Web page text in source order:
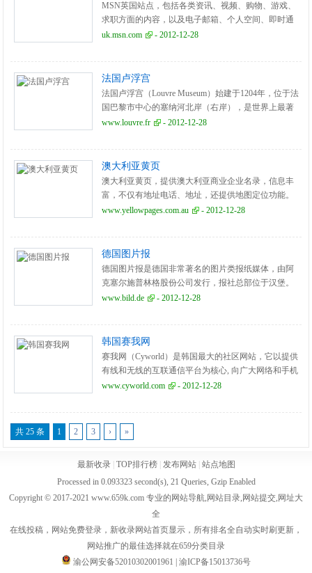
MSN英国站点，包括各类资讯、视频、购物、游戏、
求职方面的内容，以及电子邮箱、个人空间、即时通
讯等门户服务。
uk.msn.com - 2012-12-28
法国卢浮宫
法国卢浮宫（Louvre Museum）始建于1204年，位于法
国巴黎市中心的塞纳河北岸（右岸），是世界上最著
名、最大的艺术宝库之一，是举世瞩目，艺术殿堂和
著名艺术家在这里生活。 卢浮宫绘画馆所收藏的绘画
之全、之珍贵是世界上各艺术馆不能比拟的。藏品中
有被誉为世界三宝的《维纳斯》雕像、《蒙娜丽莎》
油画和《胜利女神》石雕像。更有大量希腊、罗马、
富、之珍贵，更在于博物馆本身便是一座杰出的艺术
建筑。
www.louvre.fr - 2012-12-28
澳大利亚黄页
澳大利亚黄页，提供澳大利亚商业企业名录，信息丰
富，不仅有地址电话、地址，还提供地图定位功能。
www.yellowpages.com.au
- 2012-12-28
德国图片报
德国图片报是德国非常著名的图片类报纸媒体，由阿
克塞尔施普林格股份公司发行，报社总部位于汉堡。
图片报拥有大批读者，对舆论的形成具有很大的影响
www.bild.de - 2012-12-28
韩国赛我网
赛我网（Cyworld）是韩国最大的社区网站，它以提供
有线和无线的互联通信平台为核心, 向广大网络和手机
用户提供包括日记、相册、论坛、涂鸦、留言等各种
友、校友录、BBS社区等单一展示和交流的局限。
2005年6月，韩国赛我网正式登录中国
集个性化空间和社交网络于一身的网络家园。
www.cyworld.com - 2012-12-28
共 25 条 1 2 3 › »
最新收录| TOP排行榜| 发布网站| 站点地图
Processed in 0.093323 second(s), 21 Queries, Gzip Enabled
Copyright © 2017-2021 www.659k.com 专业的网站导航,网站目录,网站提交,网址大
全
在线投稿，网站免费登录，新收录网站首页显示，所有排名全自动实时刷更新，
网站推广的最佳选择就在659分类目录
渝公网安备52010302001961
渝ICP备15013736号